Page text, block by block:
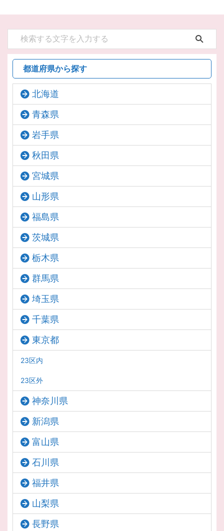
都道府県から探す
北海道
青森県
岩手県
秋田県
宮城県
山形県
福島県
茨城県
栃木県
群馬県
埼玉県
千葉県
東京都
23区内
23区外
神奈川県
新潟県
富山県
石川県
福井県
山梨県
長野県